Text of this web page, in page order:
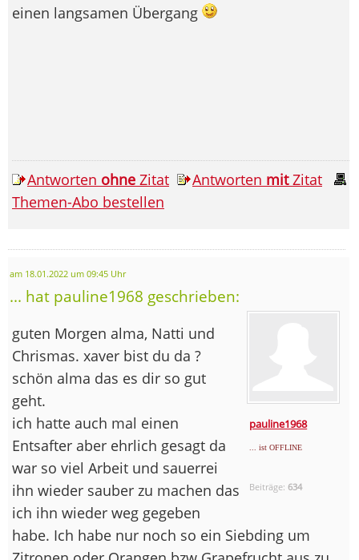
einen langsamen Übergang
Antworten ohne Zitat Antworten mitZitat
Themen-Abo bestellen
am 18.01.2022 um 09:45 Uhr
... hat pauline1968 geschrieben:
pauline1968
... ist OFFLINE
Beiträge:634
guten Morgen alma, Natti und
Chrismas. xaver bist du da ?
schön alma das es dir so gut
geht.
ich hatte auch mal einen
Entsafter aber ehrlich gesagt da
war so viel Arbeit und sauerrei
ihn wieder sauber zu machen das
ich ihn wieder weg gegeben
habe. Ich habe nur noch so ein Siebding um